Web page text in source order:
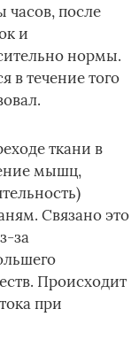
часов, после
и
нормы.
в течение того
ткани в
мышц,
Связано это
за
Происходит
при